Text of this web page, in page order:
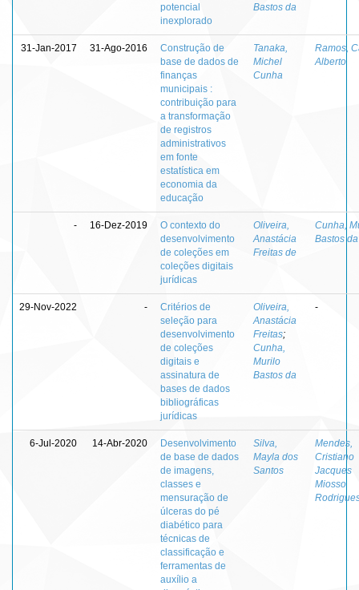
potencial
inexplorado
Bastos da
31-Jan-2017 31-Ago-2016
Construção de
base de dados de
finanças
municipais :
contribuição para
a transformação
de registros
administrativos
em fonte
estatística em
economia da
educação
Tanaka,
Michel
Cunha
Ramos,
Alberto
- 16-Dez-2019
O contexto do
desenvolvimento
de coleções em
coleções digitais
jurídicas
Oliveira,
Anastácia
Freitas de
Cunha,
Bastos da
29-Nov-2022 -
Critérios de
seleção para
desenvolvimento
de coleções
digitais e
assinatura de
bases de dados
bibliográficas
jurídicas
Oliveira,
Anastácia
Freitas;
Cunha,
Murilo
Bastos da
-
6-Jul-2020 14-Abr-2020
Desenvolvimento
de base de dados
de imagens,
classes e
mensuração de
úlceras do pé
diabético para
técnicas de
classificação e
ferramentas de
auxílio a
Silva,
Mayla dos
Santos
Mendes,
Cristiano
Jacques
Miosso